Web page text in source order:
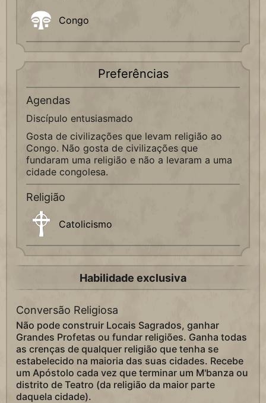
Congo
Preferências
Agendas
Discípulo entusiasmado
Gosta de civilizações que levam religião ao
Congo. Não gosta de civilizações que
fundaram uma religião e não a levaram a uma
cidade congolesa.
Religião
Catolicismo
Habilidade exclusiva
Conversão Religiosa
Não pode construir Locais Sagrados, ganhar
Grandes Profetas ou fundar religiões. Ganha todas
as crenças de qualquer religião que tenha se
estabelecido na maioria das suas cidades. Recebe
um Apóstolo cada vez que terminar um M'banza ou
distrito de Teatro (da religião da maior parte
daquela cidade).